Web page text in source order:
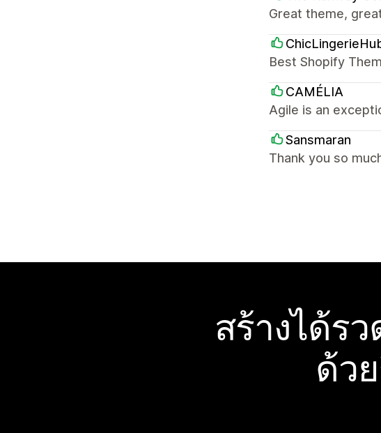
Great theme,
Best Shopify
CAMÉLIA
Agile is an
Sansmaran
Thank you so
สร้างได้ร
ด้ว